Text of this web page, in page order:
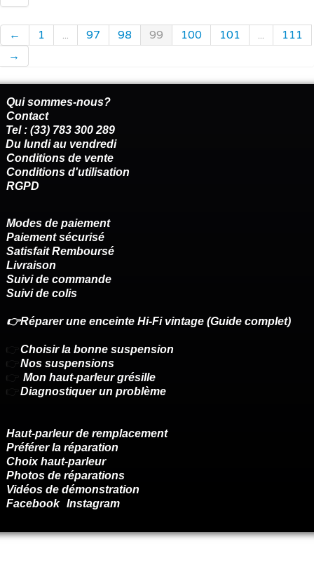
← 1 ... 97 98 99 100 101 ...
111
→
Qui sommes-nous?
Contact
Tel : (33) 783 300 289
Du lundi au vendredi
Conditions de vente
Conditions d'utilisation
RGPD
Modes de paiement
Paiement sécurisé
Satisfait Remboursé
Livraison
Suivi de commande
Suivi de colis
👉Réparer une enceinte Hi-Fi vintage (Guide complet)
👉 Choisir la bonne suspension
👉 Nos suspensions
👉 Mon haut-parleur grésille
👉 Diagnostiquer un problème
Haut-parleur de remplacement
Préférer la réparation
Choix haut-parleur
Photos de réparations
Vidéos de démonstration
Facebook Instagram